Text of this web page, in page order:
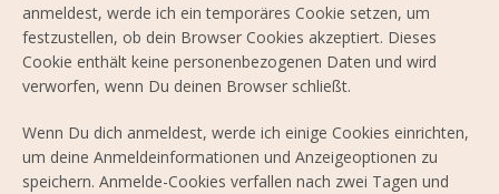
anmeldest, werde ich ein temporäres Cookie setzen, um
festzustellen, ob dein Browser Cookies akzeptiert. Dieses
Cookie enthält keine personenbezogenen Daten und wird
verworfen, wenn Du deinen Browser schließt.
Wenn Du dich anmeldest, werde ich einige Cookies einrichten,
um deine Anmeldeinformationen und Anzeigeoptionen zu
speichern. Anmelde-Cookies verfallen nach zwei Tagen und